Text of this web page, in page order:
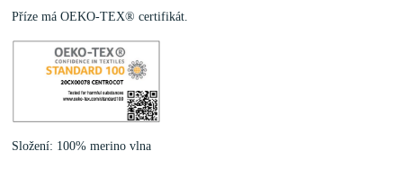
Příze má OEKO-TEX® certifikát.
Složení: 100% merino vlna